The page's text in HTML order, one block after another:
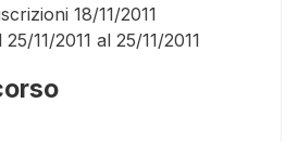
18/11/2011
25/11/2011 al 25/11/2011